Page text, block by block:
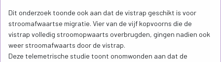
Dit onderzoek toonde ook aan dat de vistrap geschikt is voor
stroomafwaartse migratie. Vier van de vijf kopvoorns die de
vistrap volledig stroomopwaarts overbrugden, gingen nadien ook
weer stroomafwaarts door de vistrap.
Deze telemetrische studie toont onomwonden aan dat de